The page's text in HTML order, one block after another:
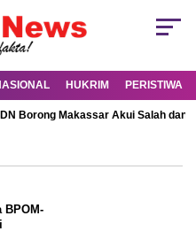
HUKRIM PERISTIWA
Borong Makassar Akui Salah dan
BPOM-